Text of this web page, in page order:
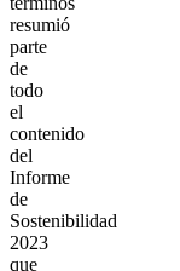
resumió
parte
de
todo
el
contenido
del
Informe
de
Sostenibilidad
2023
que